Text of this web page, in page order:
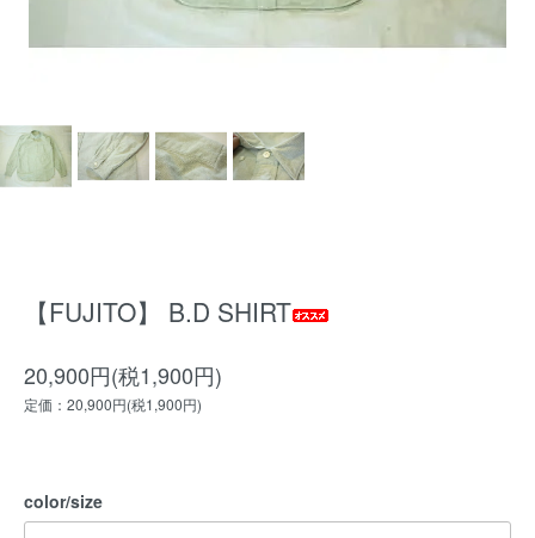
【FUJITO】 B.D SHIRT
20,900円(税1,900円)
定価：20,900円(税1,900円)
color/size